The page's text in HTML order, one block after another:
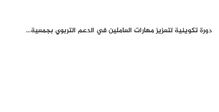
دورة تكوينية لتعزيز مهارات العاملين في الدعم التربوي بجمعية…